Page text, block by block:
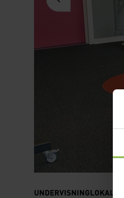
UNDERVISNINGLOKALER